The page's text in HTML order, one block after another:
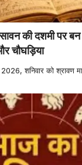
की दशमी पर बन
चौघड़िया
शनिवार को श्रावण